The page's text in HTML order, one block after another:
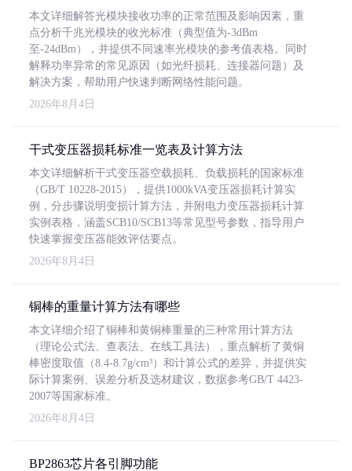
本文详细解答光模块接收功率的正常范围及影响因素，重
点分析千兆光模块的收光标准（典型值为-3dBm
至-24dBm），并提供不同速率光模块的参考值表格。同时
解释功率异常的常见原因（如光纤损耗、连接器问题）及
解决方案，帮助用户快速判断网络性能问题。
2026年8月4日
干式变压器损耗标准一览表及计算方法
本文详细解析干式变压器空载损耗、负载损耗的国家标准
（GB/T 10228-2015），提供1000kVA变压器损耗计算实
例，分步骤说明变损计算方法，并附电力变压器损耗计算
实例表格，涵盖SCB10/SCB13等常见型号参数，指导用户
快速掌握变压器能效评估要点。
2026年8月4日
铜棒的重量计算方法有哪些
本文详细介绍了铜棒和黄铜棒重量的三种常用计算方法
（理论公式法、查表法、在线工具法），重点解析了黄铜
棒密度取值（8.4-8.7g/cm³）和计算公式的差异，并提供实
际计算案例、误差分析及选材建议，数据参考GB/T 4423-
2007等国家标准。
2026年8月4日
BP2863芯片各引脚功能